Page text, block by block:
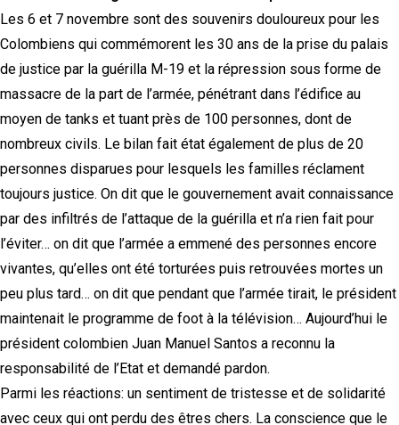
Les 6 et 7 novembre sont des souvenirs douloureux pour les
Colombiens qui commémorent les 30 ans de la prise du palais
de justice par la guérilla M-19 et la répression sous forme de
massacre de la part de l’armée, pénétrant dans l’édifice au
moyen de tanks et tuant près de 100 personnes, dont de
nombreux civils. Le bilan fait état également de plus de 20
personnes disparues pour lesquels les familles réclament
toujours justice. On dit que le gouvernement avait connaissance
par des infiltrés de l’attaque de la guérilla et n’a rien fait pour
l’éviter… on dit que l’armée a emmené des personnes encore
vivantes, qu’elles ont été torturées puis retrouvées mortes un
peu plus tard… on dit que pendant que l’armée tirait, le président
maintenait le programme de foot à la télévision… Aujourd’hui le
président colombien Juan Manuel Santos a reconnu la
responsabilité de l’Etat et demandé pardon.
Parmi les réactions: un sentiment de tristesse et de solidarité
avec ceux qui ont perdu des êtres chers. La conscience que le